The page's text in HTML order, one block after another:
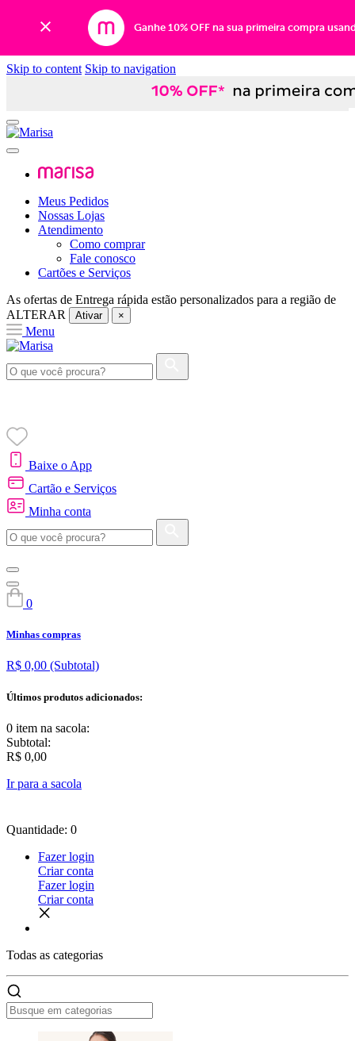
Ganhe 10% OFF na sua primeira compra
Skip to content Skip to navigation
Meus Pedidos
Nossas Lojas
Atendimento
Como comprar
Fale conosco
Cartões e Serviços
As ofertas de Entrega rápida estão personalizados para a região de
ALTERAR
Ativar ×
Menu
Baixe o App
Cartão e Serviços
Minha conta
0
Minhas compras
R$ 0,00 (Subtotal)
Últimos produtos adicionados:
0 item na sacola:
Subtotal:
R$ 0,00
Ir para a sacola
Quantidade: 0
Fazer login
Criar conta
Fazer login
Criar conta
Todas as categorias